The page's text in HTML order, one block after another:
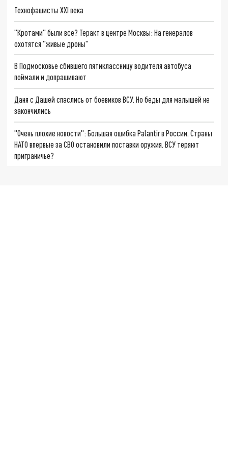
Технофашисты XXI века
"Кротами" были все? Теракт в центре Москвы: На генералов
охотятся "живые дроны"
В Подмосковье сбившего пятиклассницу водителя автобуса
поймали и допрашивают
Даня с Дашей спаслись от боевиков ВСУ. Но беды для малышей не
закончились
"Очень плохие новости": Большая ошибка Palantir в России. Страны
НАТО впервые за СВО остановили поставки оружия. ВСУ теряют
приграничье?